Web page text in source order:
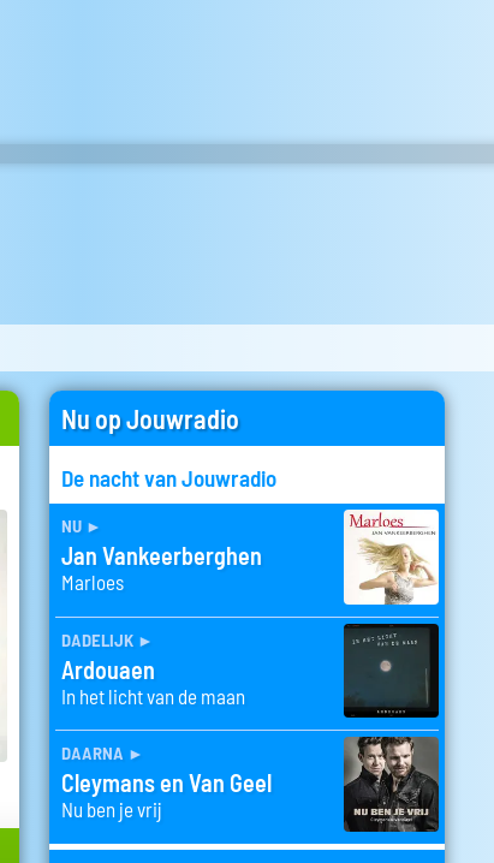
Nu op Jouwradio
De nacht van Jouwradio
nu ►
Jan Vankeerberghen
Marloes
dadelijk ►
Ardouaen
In het licht van de maan
daarna ►
Cleymans en Van Geel
Nu ben je vrij